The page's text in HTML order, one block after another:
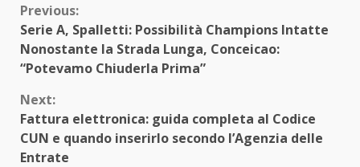
Continue
Reading
Previous:
Serie A, Spalletti: Possibilità Champions Intatte
Nonostante la Strada Lunga, Conceicao:
“Potevamo Chiuderla Prima”
Next:
Fattura elettronica: guida completa al Codice
CUN e quando inserirlo secondo l’Agenzia delle
Entrate